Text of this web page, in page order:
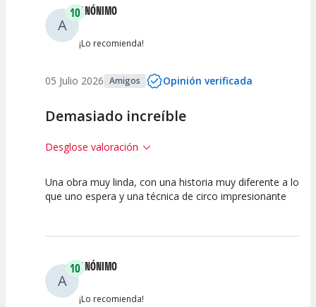
A
10ANÓNIMO
¡Lo recomienda!
05 Julio 2026 Amigos Opinión verificada
Demasiado increíble
Desglose valoración
10 10 10
Una obra muy linda, con una historia muy diferente a lo
que uno espera y una técnica de circo impresionante
A
10ANÓNIMO
¡Lo recomienda!